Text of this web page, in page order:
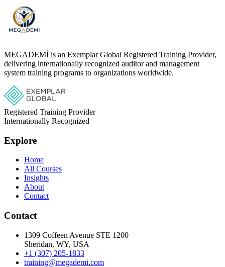
MEGADEMİ is an Exemplar Global Registered Training Provider,
delivering internationally recognized auditor and management
system training programs to organizations worldwide.
Registered Training Provider
Internationally Recognized
Explore
Home
All Courses
Insights
About
Contact
Contact
1309 Coffeen Avenue STE 1200
Sheridan, WY, USA
+1 (307) 205-1833
training@megademi.com